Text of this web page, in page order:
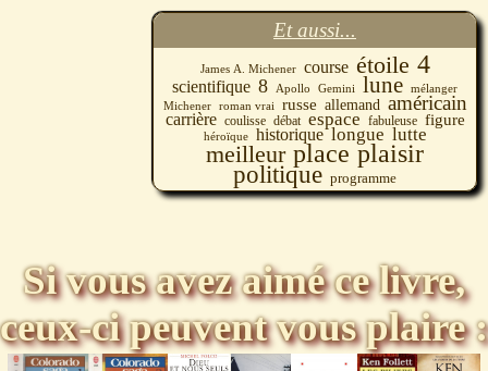
Et aussi...
James A. Michener course étoile 4
scientifique 8 Apollo Gemini lune mélanger
Michener roman vrai russe allemand américain
carrière coulisse débat espace fabuleuse figure
héroïque historique longue lutte
meilleur place plaisir
politique programme
Si vous avez aimé ce livre,
ceux-ci peuvent vous plaire :